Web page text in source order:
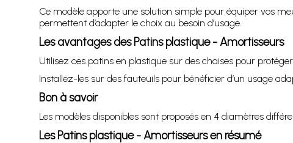
Ce modèle apporte une solution simple pour équiper vos
permettent d’adapter le choix au besoin d’usage.
Les avantages des Patins plastique - Amortisseurs
Utilisez ces patins en plastique sur des chaises pour
Installez-les sur des fauteuils pour bénéficier d’un usage
Bon à savoir
Les modèles disponibles sont proposés en 4 diamètres
Les Patins plastique - Amortisseurs en résumé